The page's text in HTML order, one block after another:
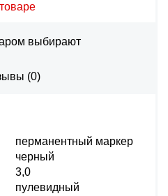
выбирают
(0)
перманентный маркер
черный
3,0
пулевидный